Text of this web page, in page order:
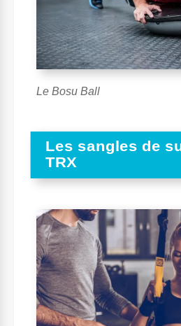
Le Bosu Ball
Les sangles de
TRX